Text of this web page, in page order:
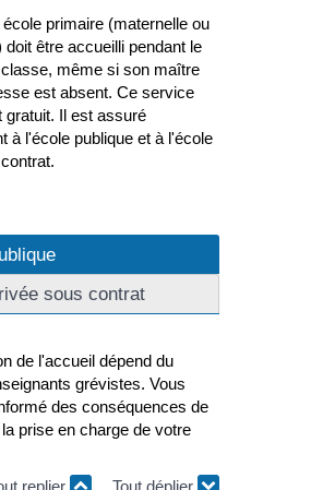
primaire (maternelle ou
doit être accueilli pendant le
même si son maître
est absent. Ce service
gratuit. Il est assuré
à l'école publique et à l'école
sous contrat
de l'accueil dépend du
grévistes. Vous
des conséquences de
prise en charge de votre
replier
Tout déplier